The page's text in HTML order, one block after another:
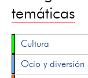
temáticas
Cultura
Ocio y diversión